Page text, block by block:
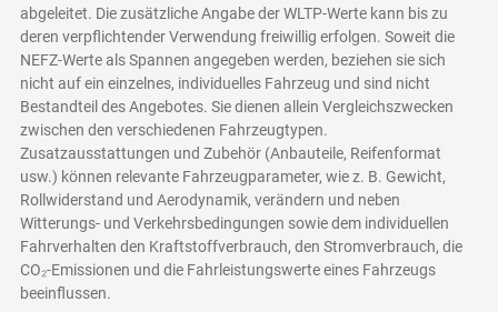
abgeleitet. Die zusätzliche Angabe der WLTP-Werte kann bis zu
deren verpflichtender Verwendung freiwillig erfolgen. Soweit die
NEFZ-Werte als Spannen angegeben werden, beziehen sie sich
nicht auf ein einzelnes, individuelles Fahrzeug und sind nicht
Bestandteil des Angebotes. Sie dienen allein Vergleichszwecken
zwischen den verschiedenen Fahrzeugtypen.
Zusatzausstattungen und Zubehör (Anbauteile, Reifenformat
usw.) können relevante Fahrzeugparameter, wie z. B. Gewicht,
Rollwiderstand und Aerodynamik, verändern und neben
Witterungs- und Verkehrsbedingungen sowie dem individuellen
Fahrverhalten den Kraftstoffverbrauch, den Stromverbrauch, die
CO₂-Emissionen und die Fahrleistungswerte eines Fahrzeugs
beeinflussen.